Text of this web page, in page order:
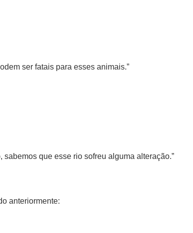
ser fatais para esses animais.”
que esse rio sofreu alguma alteração.”
anteriormente: